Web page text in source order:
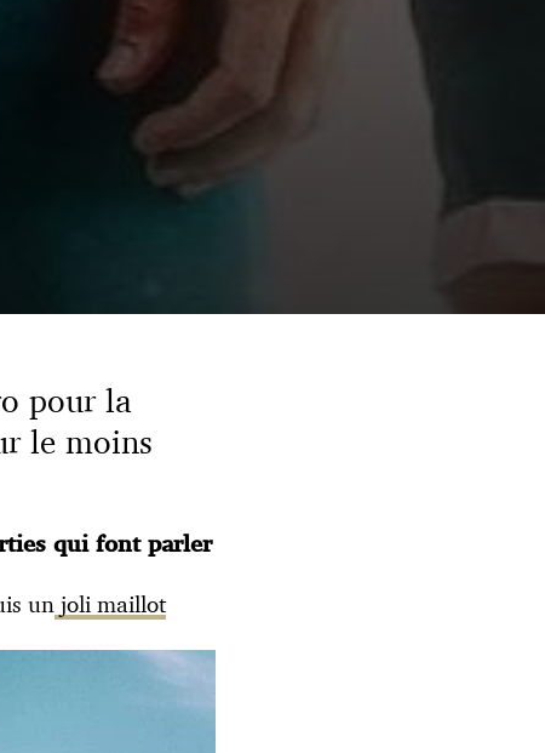
pour la
le moins
qui font parler
un joli maillot